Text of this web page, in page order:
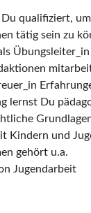
qualifiziert,
tätig sein zu
lernst Du
Kindern und
gehört u.a.
Jugendarbeit